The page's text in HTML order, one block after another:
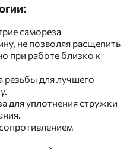
самореза
не позволяя расщепить
при работе близко к
для лучшего
для уплотнения стружки